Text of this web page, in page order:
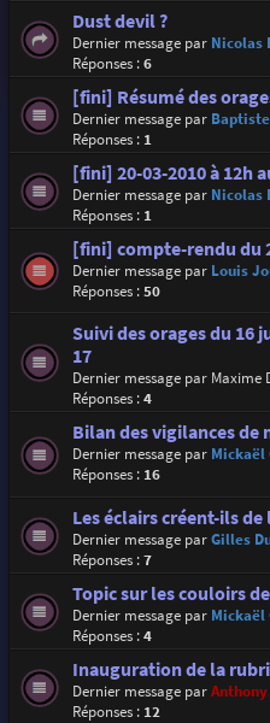
Dust devil ?
Dernier message par Nicolas
Réponses :6
[fini] Résumé des
Dernier message par
Réponses : 1
[fini] 20-03-2010 à 12h
Dernier message par Nicolas
Réponses : 1
[fini] compte-rendu du
Dernier message par Louis
Réponses :50
Suivi des orages du 16
17
Dernier message par Maxime
Réponses :4
Bilan des vigilances de
Dernier message par Mickaël
Réponses : 16
Les éclairs créent-ils
Dernier message parGilles
Réponses :7
Topic sur les couloirs
Dernier message par Mickaël
Réponses :4
Inauguration de la
Dernier message par
Réponses : 12